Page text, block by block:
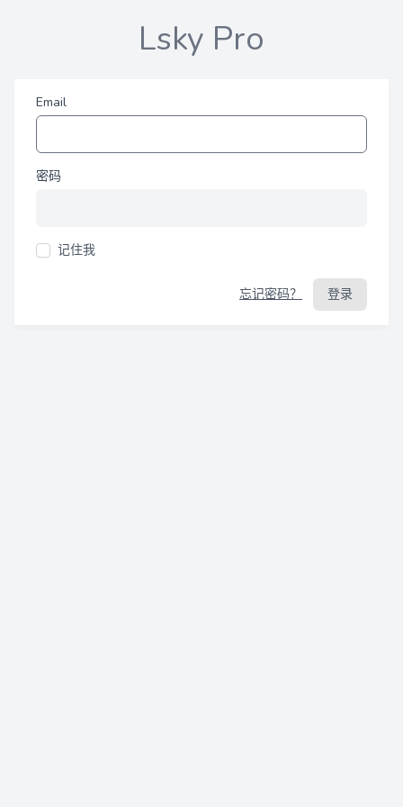
Lsky Pro
Email
密码
记住我
忘记密码？ 登录